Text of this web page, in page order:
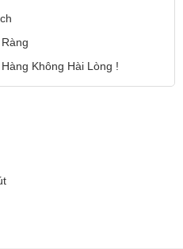
Không Hài Lòng !